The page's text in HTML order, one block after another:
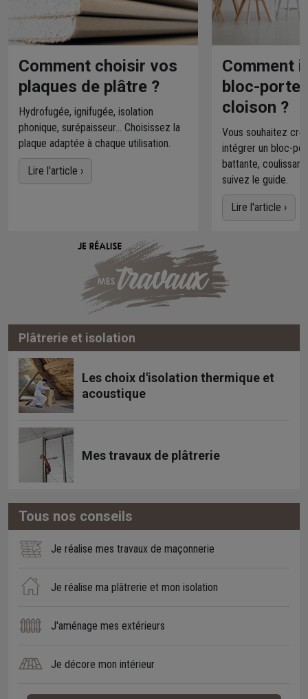
Comment choisir vos
plaques de plâtre ?
Hydrofugée, ignifugée, isolation
phonique, surépaisseur... Choisissez la
plaque adaptée à chaque utilisation.
Lire l'article ›
Comment
bloc-porte
cloison ?
Vous souhaitez
intégrer un bloc-
battante,
suivez le guide.
Lire l'article ›
Plâtrerie et isolation
Les choix d'isolation thermique et
acoustique
Mes travaux de plâtrerie
Tous nos conseils
Je réalise mes travaux de maçonnerie
Je réalise ma plâtrerie et mon isolation
J'aménage mes extérieurs
Je décore mon intérieur